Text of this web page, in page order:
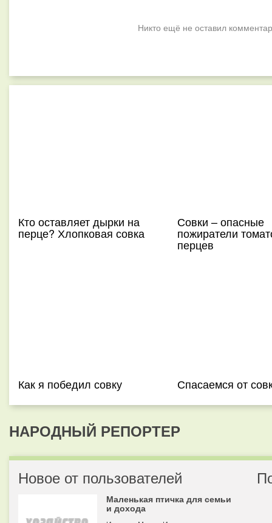
Никто ещё не оставил
Кто оставляет дырки на
перце? Хлопковая совка
Совки – опасные
пожиратели
перцев
Как я победил совку Спасаемся от
НАРОДНЫЙ РЕПОРТЕР
Новое от пользователей
Маленькая птичка для семьи
и дохода